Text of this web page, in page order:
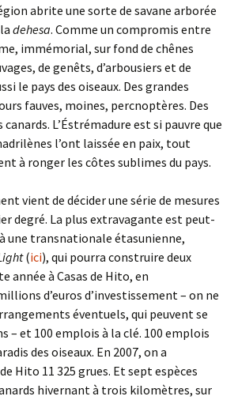
abrite une sorte de savane arborée
dehesa. Comme un compromis entre
immémorial, sur fond de chênes
de genêts, d’arbousiers et de
le pays des oiseaux. Des grandes
fauves, moines, percnoptères. Des
canards. L’Éstrémadure est si pauvre que
l’ont laissée en paix, tout
à ronger les côtes sublimes du pays.
vient de décider une série de mesures
degré. La plus extravagante est peut-
une transnationale étasunienne,
(ici), qui pourra construire deux
année à Casas de Hito, en
d’euros d’investissement – on ne
éventuels, qui peuvent se
– et 100 emplois à la clé. 100 emplois
des oiseaux. En 2007, on a
Hito 11 325 grues. Et sept espèces
hivernant à trois kilomètres, sur